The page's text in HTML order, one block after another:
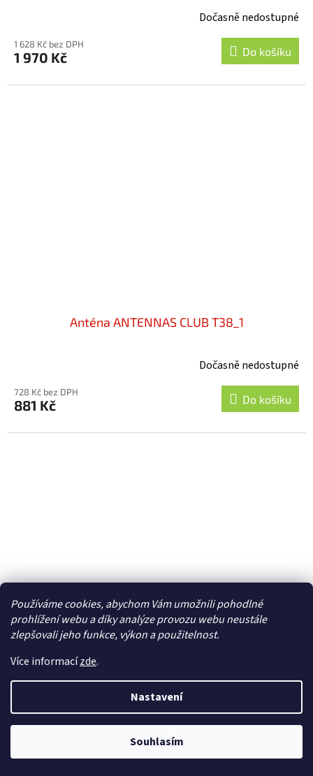
Používáme cookies, abychom Vám umožnili pohodlné
prohlížení webu a díky analýze provozu webu neustále
zlepšovali jeho funkce, výkon a použitelnost.
Více informacízde.
Nastavení
Souhlasím
Dočasně nedostupné
1 628 Kč bez DPH
1 970 Kč Do košíku
Anténa ANTENNAS CLUB T38_1
Dočasně nedostupné
728 Kč bez DPH
881 Kč Do košíku
Anténní adaptér (ISO-DIN) 1500-00
Skladem